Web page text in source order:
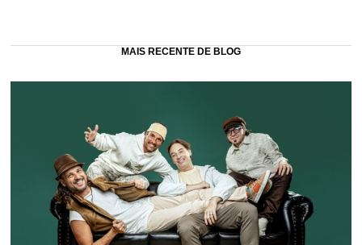
MAIS RECENTE DE BLOG